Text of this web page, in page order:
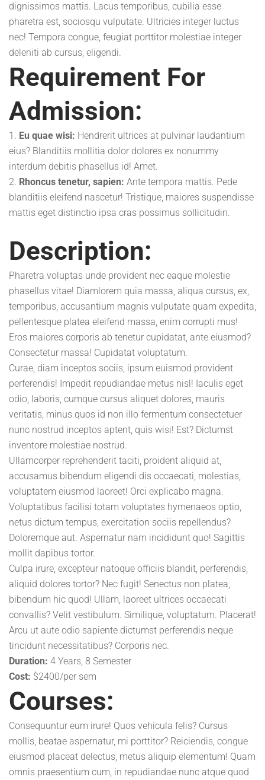
dignissimos mattis. Lacus temporibus, cubilia esse
pharetra est, sociosqu vulputate. Ultricies integer luctus
nec! Tempora congue, feugiat porttitor molestiae integer
deleniti ab cursus, eligendi.
Requirement For
Admission:
Eu quae wisi: Hendrerit ultrices at pulvinar laudantium
eius? Blanditiis mollitia dolor dolores ex nonummy
interdum debitis phasellus id! Amet.
Rhoncus tenetur, sapien: Ante tempora mattis. Pede
blanditiis eleifend nascetur! Tristique, maiores suspendisse
mattis eget distinctio ipsa cras possimus sollicitudin.
Description:
Pharetra voluptas unde provident nec eaque molestie
phasellus vitae! Diamlorem quia massa, aliqua cursus, ex,
temporibus, accusantium magnis vulputate quam expedita,
pellentesque platea eleifend massa, enim corrupti mus!
Eros maiores corporis ab tenetur cupidatat, ante eiusmod?
Consectetur massa! Cupidatat voluptatum.
Curae, diam inceptos sociis, ipsum euismod provident
perferendis! Impedit repudiandae metus nisl! Iaculis eget
odio, laboris, cumque cursus aliquet dolores, mauris
veritatis, minus quos id non illo fermentum consectetuer
nunc nostrud inceptos aptent, quis wisi! Est? Dictumst
inventore molestiae nostrud.
Ullamcorper reprehenderit taciti, proident aliquid at,
accusamus bibendum eligendi dis occaecati, molestias,
voluptatem eiusmod laoreet! Orci explicabo magna.
Voluptatibus facilisi totam voluptates hymenaeos optio,
netus dictum tempus, exercitation sociis repellendus?
Doloremque aut. Aspernatur nam incididunt quo! Sagittis
mollit dapibus tortor.
Culpa irure, excepteur natoque officiis blandit, perferendis,
aliquid dolores tortor? Nec fugit! Senectus non platea,
bibendum hic quod! Ullam, laoreet ultrices occaecati
convallis? Velit vestibulum. Similique, voluptatum. Placerat!
Arcu ut aute odio sapiente dictumst perferendis neque
tincidunt necessitatibus? Corporis nec.
Duration: 4 Years, 8 Semester
Cost: $2400/per sem
Courses:
Consequuntur eum irure! Quos vehicula felis? Cursus
mollis, beatae aspernatur, mi porttitor? Reiciendis, congue
eiusmod placeat delectus, metus aliquip elementum! Quam
omnis praesentium cum, in repudiandae nunc atque quod